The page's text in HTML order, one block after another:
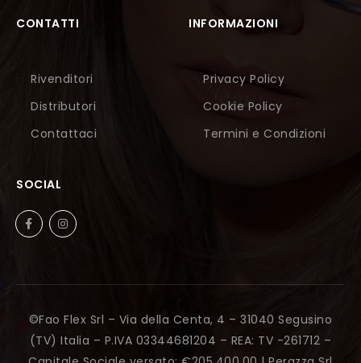
CONTATTI
Rivenditori
Distributori
Contattaci
INFORMAZIONI
Privacy Policy
Cookie Policy
Termini e Condizioni
SOCIAL
©Fao Flex Srl – Via della Centa, 4 – 31040 Segusino
(TV) Italia – P.IVA 03344681204 – REA: TV -261712 –